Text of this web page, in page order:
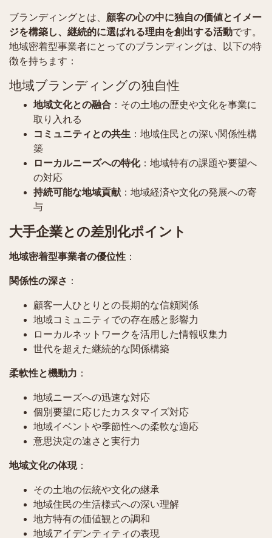
ブランディングとは、 顧客の心の中に独自の価値とイメー
ジを構築し、継続的に選ばれる理由を創出する活動です。
地域密着型事業者にとってのブランディングは、以下の特
徴を持ちます：
地域ブランディングの独自性
地域文化との融合 ：その土地の歴史や文化を事業に
取り入れる
コミュニティとの共生 ：地域住民との深い関係性構
築
ローカルニーズへの特化：地域特有の課題や要望へ
の対応
持続可能な地域貢献 ：地域経済や文化の発展への寄
与
大手企業との差別化ポイント
地域密着型事業者の優位性 ：
関係性の深さ ：
顧客一人ひとりとの長期的な信頼関係
地域コミュニティでの存在感と影響力
ローカルネットワークを活用した情報収集力
世代を超えた継続的な関係構築
柔軟性と機動力 ：
地域ニーズへの迅速な対応
個別要望に応じたカスタマイズ対応
地域イベントや季節性への柔軟な適応
意思決定の速さと実行力
地域文化の体現：
その土地の伝統や文化の継承
地域住民の生活様式への深い理解
地方特有の価値観との調和
地域アイデンティティの表現